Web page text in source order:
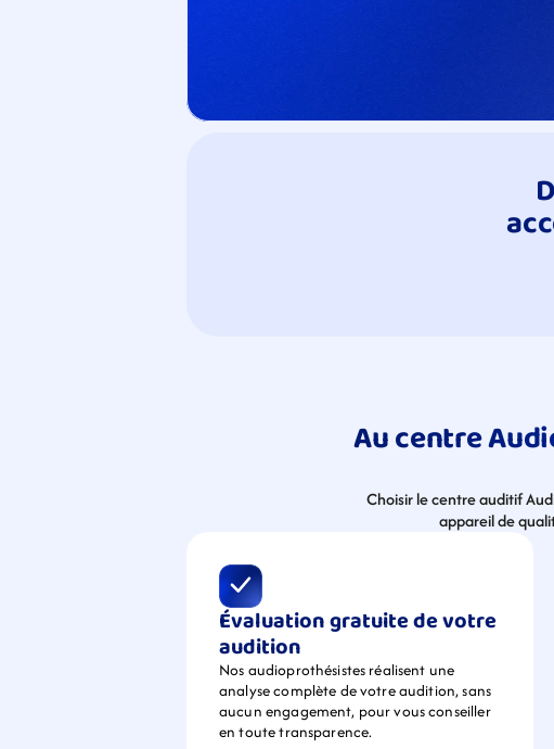
Au centre
Choisir le centre auditif
appareil de
Évaluation gratuite de votre
audition
Nos audioprothésistes réalisent une
analyse complète de votre audition, sans
aucun engagement, pour vous conseiller
en toute transparence.